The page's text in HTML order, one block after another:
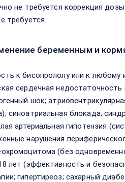
не требуется коррекция
требуется.
беременным и
к бисопрололу или к
сердечная
шок;
синоатриальная блокада;
артериальная гипотензия
нарушения
(без
лет (эффективность и
гипертиреоз; сахарный